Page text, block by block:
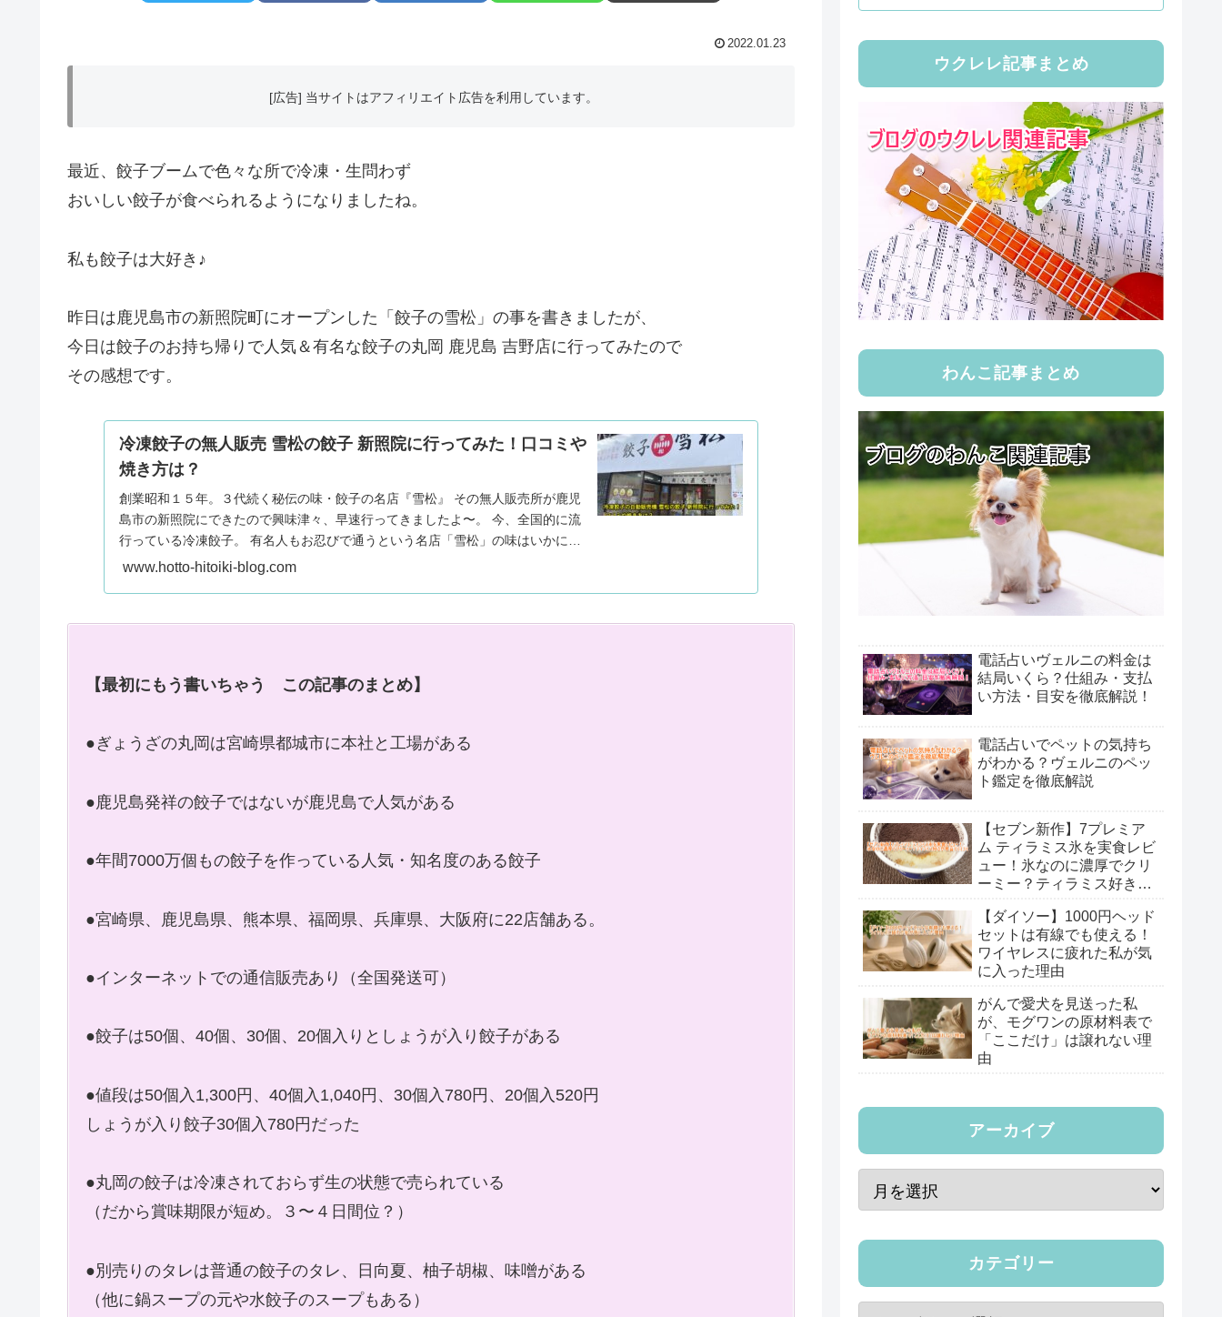
2022.01.23
[広告] 当サイトはアフィリエイト広告を利用しています。
最近、餃子ブームで色々な所で冷凍・生問わず
おいしい餃子が食べられるようになりましたね。
私も餃子は大好き♪
昨日は鹿児島市の新照院町にオープンした「餃子の雪松」の事を書きましたが、
今日は餃子のお持ち帰りで人気＆有名な餃子の丸岡 鹿児島 吉野店に行ってみたので
その感想です。
冷凍餃子の無人販売 雪松の餃子 新照院に行ってみた！口コミや
焼き方は？
創業昭和１５年。３代続く秘伝の味・餃子の名店『雪松』 その無人販売所が鹿児
島市の新照院にできたので興味津々、早速行ってきましたよ〜。 今、全国的に流
行っている冷凍餃子。 有名人もお忍びで通うという名店「雪松」の味はいかに？
ちょっとわかりにくい場所にある冷凍餃子の無人販売 雪松の餃子について書いて
www.hotto-hitoiki-blog.com
【最初にもう書いちゃう この記事のまとめ】
●ぎょうざの丸岡は宮崎県都城市に本社と工場がある
●鹿児島発祥の餃子ではないが鹿児島で人気がある
●年間7000万個もの餃子を作っている人気・知名度のある餃子
●宮崎県、鹿児島県、熊本県、福岡県、兵庫県、大阪府に22店舗ある。
●インターネットでの通信販売あり（全国発送可）
●餃子は50個、40個、30個、20個入りとしょうが入り餃子がある
●値段は50個入1,300円、40個入1,040円、30個入780円、20個入520円
しょうが入り餃子30個入780円だった
●丸岡の餃子は冷凍されておらず生の状態で売られている
（だから賞味期限が短め。３〜４日間位？）
●別売りのタレは普通の餃子のタレ、日向夏、柚子胡椒、味噌がある
（他に鍋スープの元や水餃子のスープもある）
ウクレレ記事まとめ
わんこ記事まとめ
電話占いヴェルニの料金は
結局いくら？仕組み・支払
い方法・目安を徹底解説！
電話占いでペットの気持ち
がわかる？ヴェルニのペッ
ト鑑定を徹底解説
【セブン新作】7プレミア
ム ティラミス氷を実食レビ
ュー！氷なのに濃厚でクリ
ーミー？ティラミス好きが
【ダイソー】1000円ヘッド
セットは有線でも使える！
ワイヤレスに疲れた私が気
に入った理由
がんで愛犬を見送った私
が、モグワンの原材料表で
「ここだけ」は譲れない理
由
アーカイブ
カテゴリー